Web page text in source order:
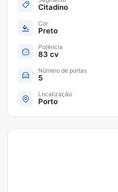
Citadino
Cor
Preto
Potência
83 cv
Número de portas
5
Localização
Porto